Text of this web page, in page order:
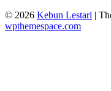
© 2026 Kebun Lestari |
wpthemespace.com